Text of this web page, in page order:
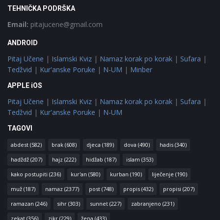
TEHNIČKA PODRŠKA
Email: pitajucene@gmail.com
ANDROID
Pitaj Učene | Islamski Kviz | Namaz korak po korak | Sufara |
Tedžvid | Kur'anske Poruke | N-UM | Minber
APPLE iOS
Pitaj Učene | Islamski Kviz | Namaz korak po korak | Sufara |
Tedžvid | Kur'anske Poruke | N-UM
TAGOVI
abdest (582) brak (608) djeca (189) dova (490) hadis (340)
hadždž (207) hajz (222) hidžab (187) islam (353)
kako postupiti (236) kur'an (580) kurban (190) liječenje (190)
muž (187) namaz (2377) post (748) propis (432) propisi (207)
ramazan (246) sihr (303) sunnet (227) zabranjeno (231)
zekat (356) zikr (229) žena (433)